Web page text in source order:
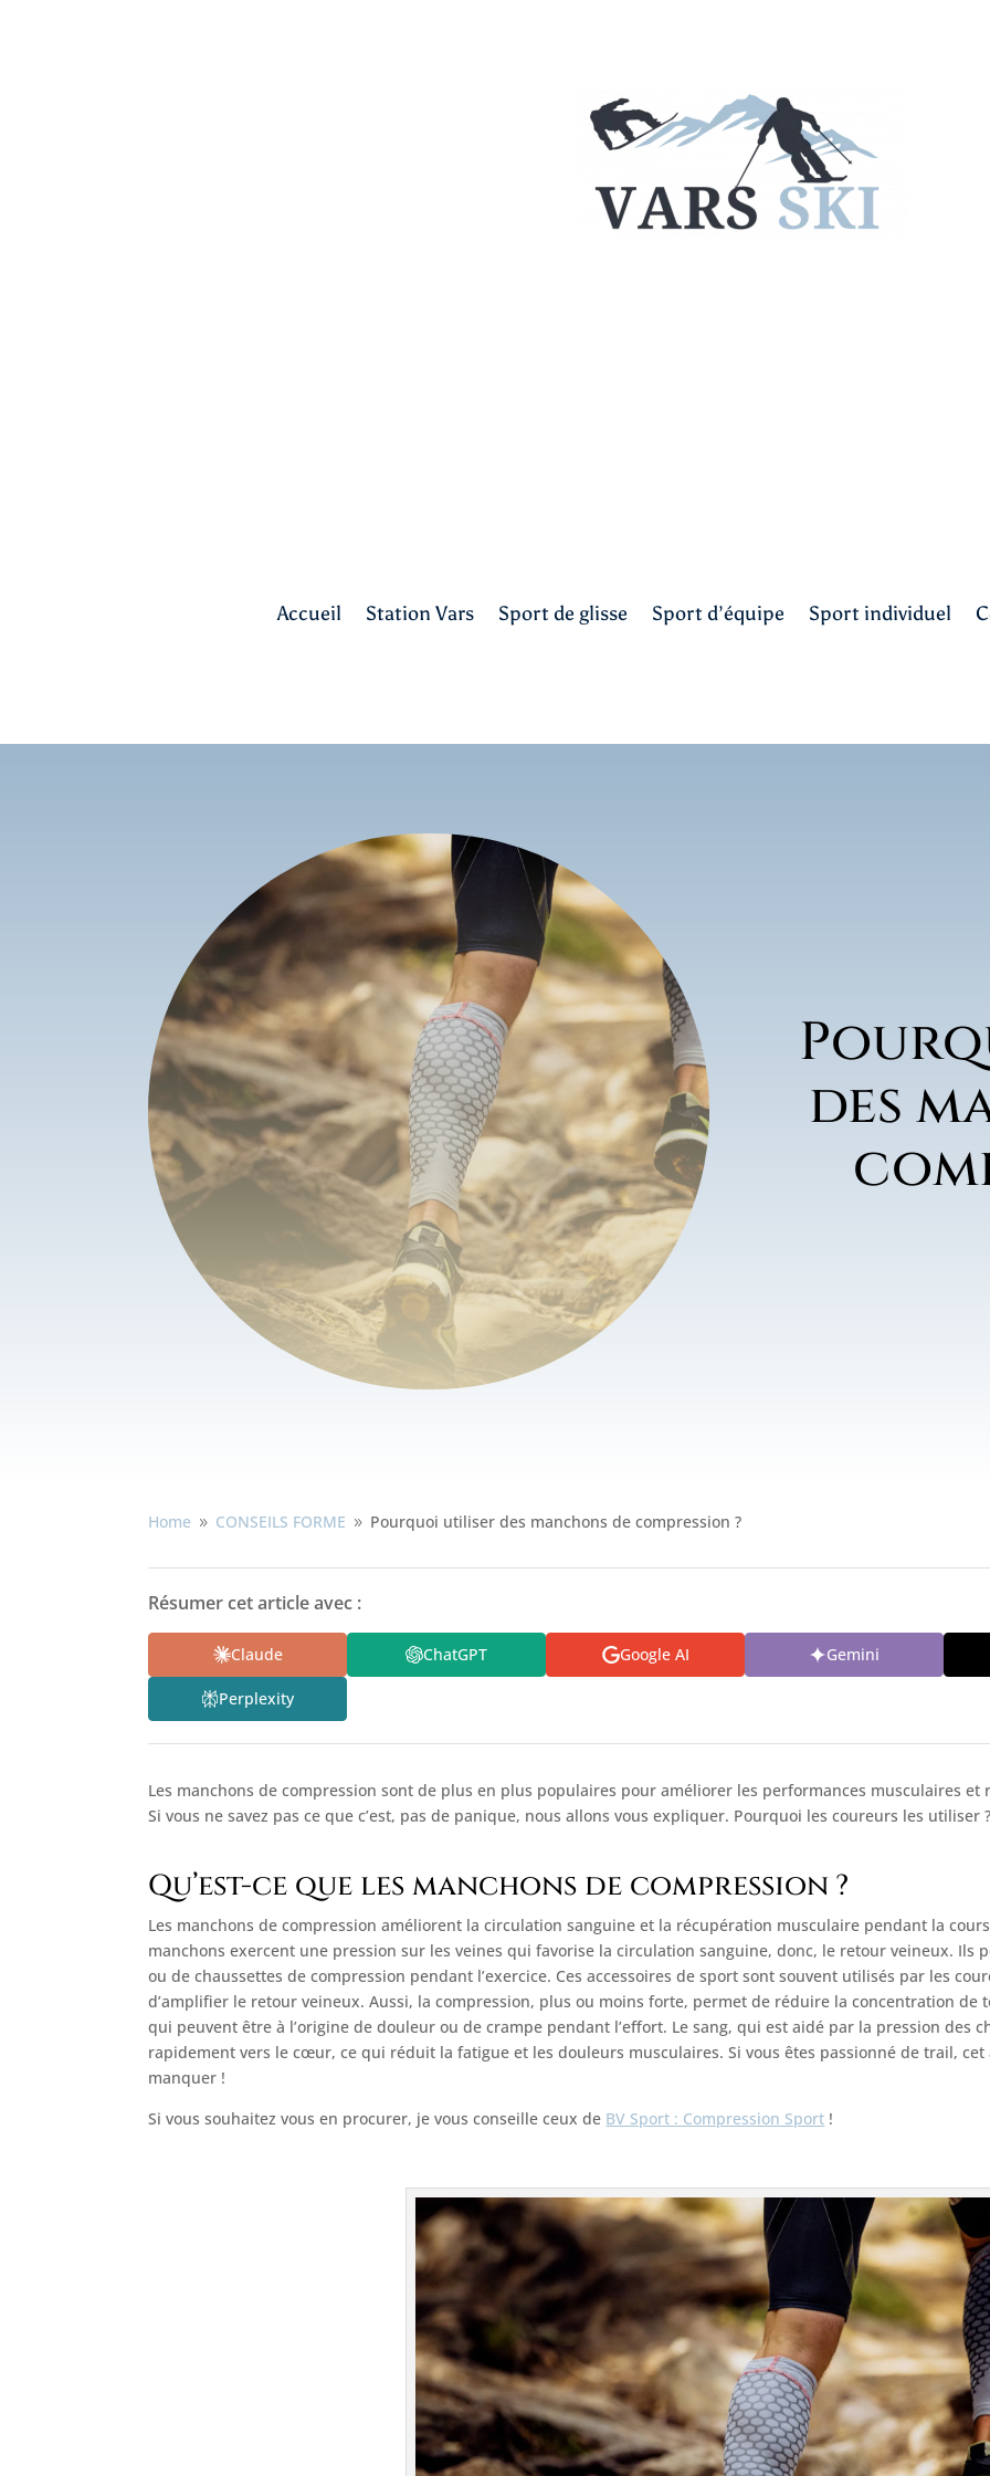
Accueil Station Vars Sport de glisse Sport d’équipe Sport individuel
des
Home 9 CONSEILS FORME 9 Pourquoi utiliser des manchons de compression ?
Résumer cet article avec :
Claude ChatGPT Google AI Gemini
Perplexity
Les manchons de compression sont de plus en plus populaires pour améliorer les performances musculaires
Si vous ne savez pas ce que c’est, pas de panique, nous allons vous expliquer. Pourquoi les coureurs les utiliser
Qu’est-ce que les manchons de compression ?
Les manchons de compression améliorent la circulation sanguine et la récupération musculaire pendant la
manchons exercent une pression sur les veines qui favorise la circulation sanguine, donc, le retour veineux. Ils
ou de chaussettes de compression pendant l’exercice. Ces accessoires de sport sont souvent utilisés par les
d’amplifier le retour veineux. Aussi, la compression, plus ou moins forte, permet de réduire la concentration de
qui peuvent être à l’origine de douleur ou de crampe pendant l’effort. Le sang, qui est aidé par la pression des
rapidement vers le cœur, ce qui réduit la fatigue et les douleurs musculaires. Si vous êtes passionné de trail,
manquer !
Si vous souhaitez vous en procurer, je vous conseille ceux de BV Sport : Compression Sport !